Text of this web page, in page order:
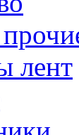
лент